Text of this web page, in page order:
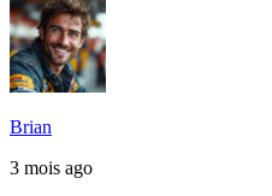
Brian
3 mois ago